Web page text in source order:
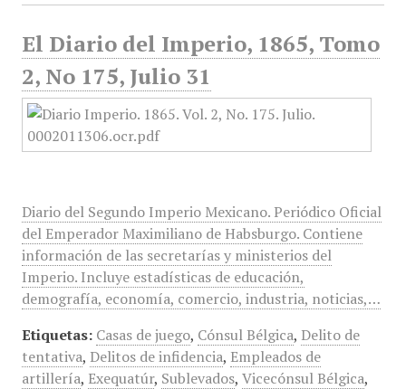
El Diario del Imperio, 1865, Tomo
2, No 175, Julio 31
Diario del Segundo Imperio Mexicano. Periódico Oficial
del Emperador Maximiliano de Habsburgo. Contiene
información de las secretarías y ministerios del
Imperio. Incluye estadísticas de educación,
demografía, economía, comercio, industria, noticias,…
Etiquetas: Casas de juego, Cónsul Bélgica, Delito de
tentativa, Delitos de infidencia, Empleados de
artillería, Exequatúr, Sublevados, Vicecónsul Bélgica,